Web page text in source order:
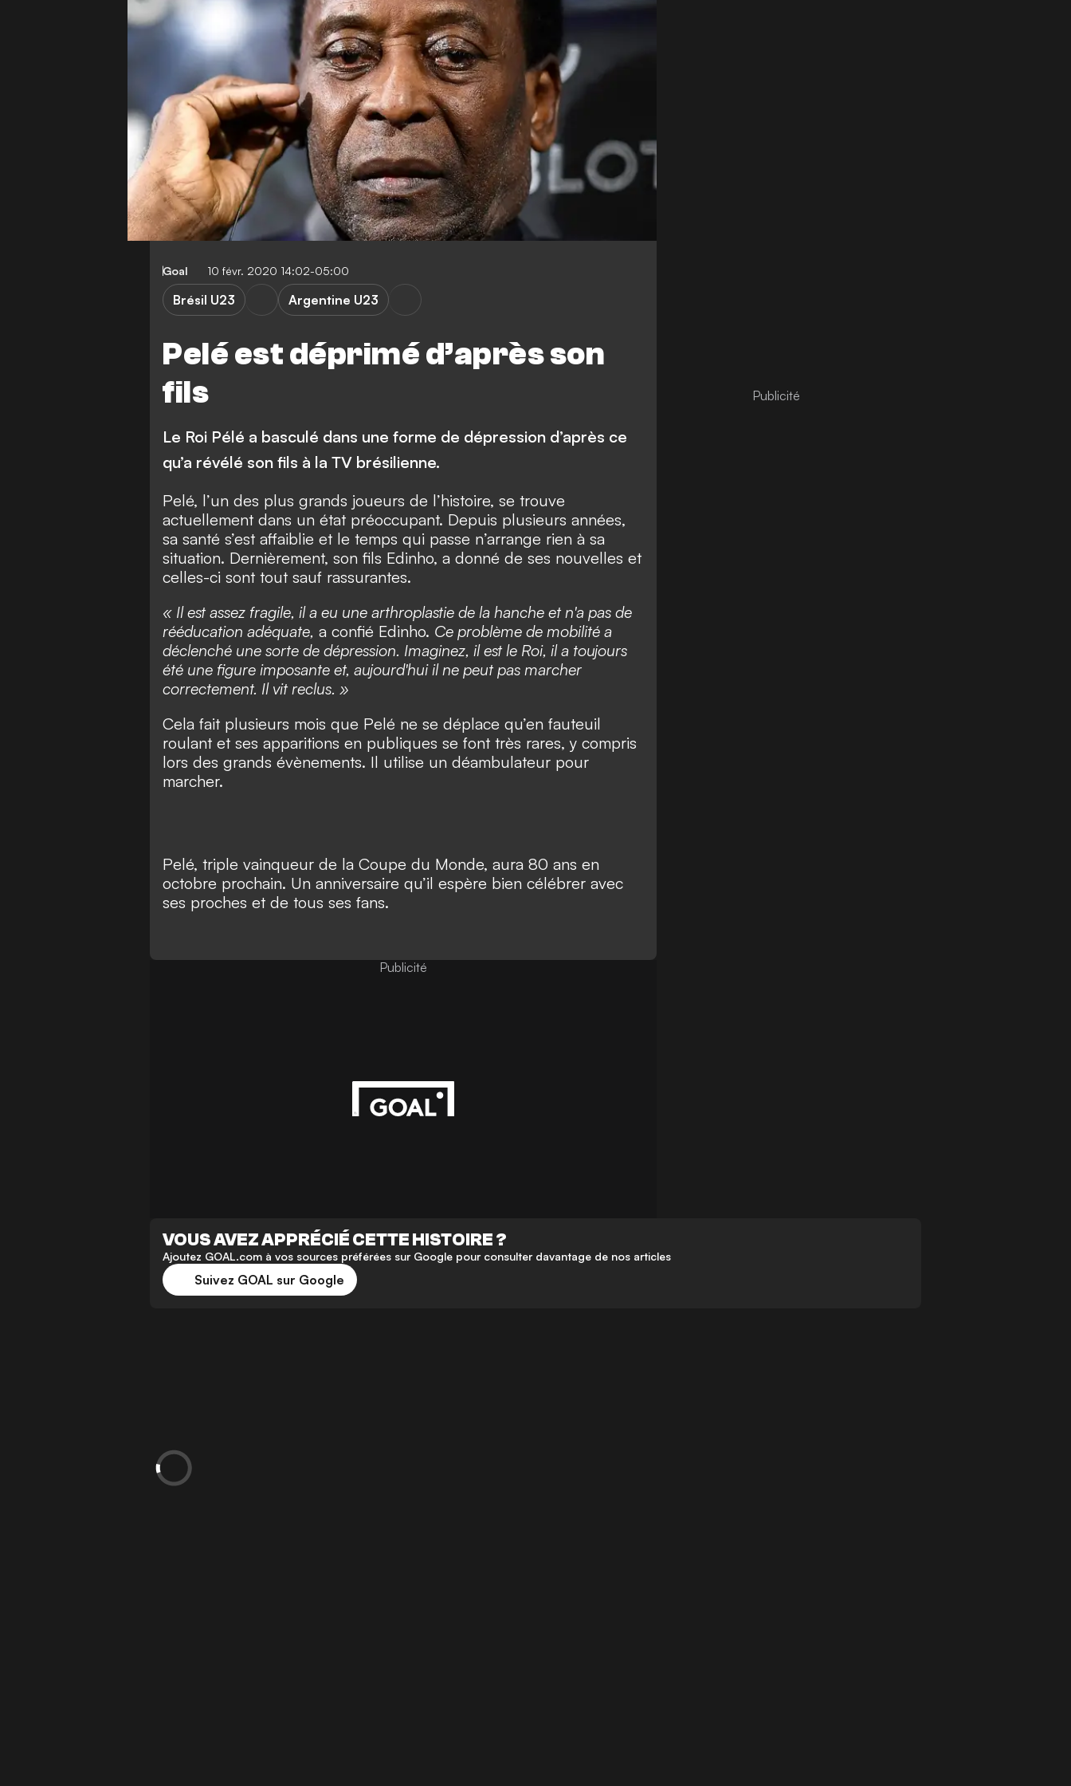
Goal 10 févr. 2020 14:02-05:00
Pelé est déprimé d’après son
fils
Brésil U23 Argentine U23
Le Roi Pélé a basculé dans une forme de dépression d’après ce
qu’a révélé son fils à la TV brésilienne.
Pelé, l’un des plus grands joueurs de l’histoire, se trouve
actuellement dans un état préoccupant. Depuis plusieurs années,
sa santé s’est affaiblie et le temps qui passe n’arrange rien à sa
situation. Dernièrement, son fils Edinho, a donné de ses nouvelles et
celles-ci sont tout sauf rassurantes.
« Il est assez fragile, il a eu une arthroplastie de la hanche et n'a pas de
rééducation adéquate, a confié Edinho. Ce problème de mobilité a
déclenché une sorte de dépression. Imaginez, il est le Roi, il a toujours
été une figure imposante et, aujourd'hui il ne peut pas marcher
correctement. Il vit reclus. »
Cela fait plusieurs mois que Pelé ne se déplace qu’en fauteuil
roulant et ses apparitions en publiques se font très rares, y compris
lors des grands évènements. Il utilise un déambulateur pour
marcher.
Pelé, triple vainqueur de la Coupe du Monde, aura 80 ans en
octobre prochain. Un anniversaire qu’il espère bien célébrer avec
ses proches et de tous ses fans.
Publicité
VOUS AVEZ APPRÉCIÉ CETTE HISTOIRE ?
Ajoutez GOAL.com à vos sources préférées sur Google pour consulter davantage de nos articles
Suivez GOAL sur Google